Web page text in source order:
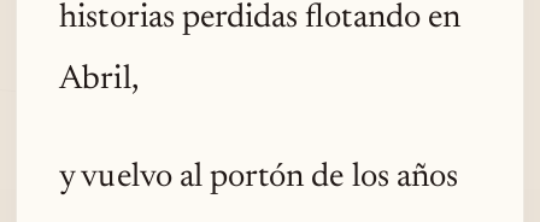
historias perdidas flotando en
Abril,
y vuelvo al portón de los años